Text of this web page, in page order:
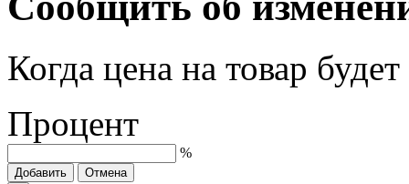
Когда цена на товар
Процент
%
Добавить
Отмена